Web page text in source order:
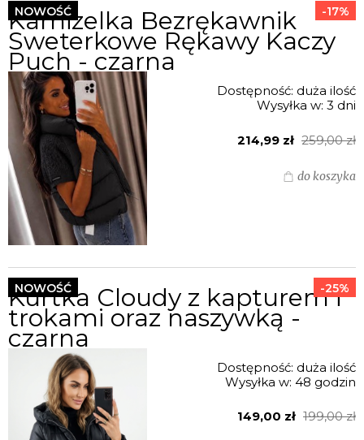
Kamizelka Bezrękawnik
Sweterkowe Rękawy Kaczy
Puch - czarna
Dostępność: duża ilość
Wysyłka w: 3 dni
214,99 zł 259,00 zł
do koszyka
-17%
NOWOŚĆ
Kurtka Cloudy z kapturem i
trokami oraz naszywką -
czarna
Dostępność: duża ilość
Wysyłka w: 48 godzin
149,00 zł 199,00 zł
-25%
NOWOŚĆ